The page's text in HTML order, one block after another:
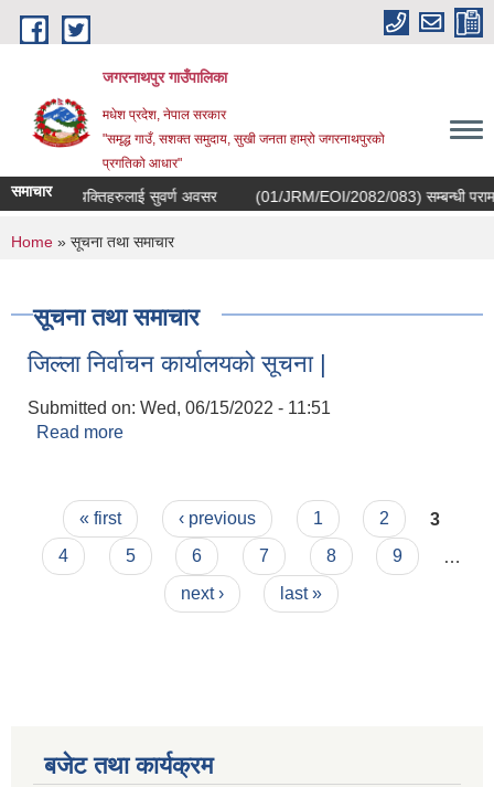
Skip to main content
जगरनाथपुर गाउँपालिका
मधेश प्रदेश, नेपाल सरकार
"समृद्ध गाउँ, सशक्त समुदाय, सुखी जनता हाम्रो जगरनाथपुरको
प्रगतिको आधार"
समाचार कोरियाबाट फर्केका ब्यक्तिहरुलाई सुवर्ण अवसर (01/JRM/EOI/2082/083) सम्बन्धी परामर्श
You are here
Home » सूचना तथा समाचार
सूचना तथा समाचार
जिल्ला निर्वाचन कार्यालयको सूचना |
Submitted on: Wed, 06/15/2022 - 11:51
Read more
Pages
« first ‹ previous 1 2
3
4
5 6 7 8 9
next ›
last »
बजेट तथा कार्यक्रम